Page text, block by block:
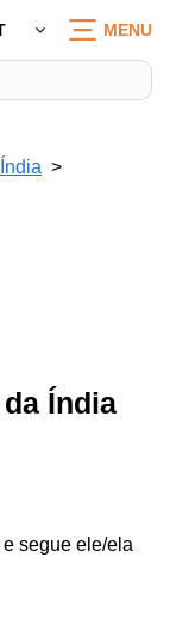
MENU
Índia
Índia
e segue ele/ela